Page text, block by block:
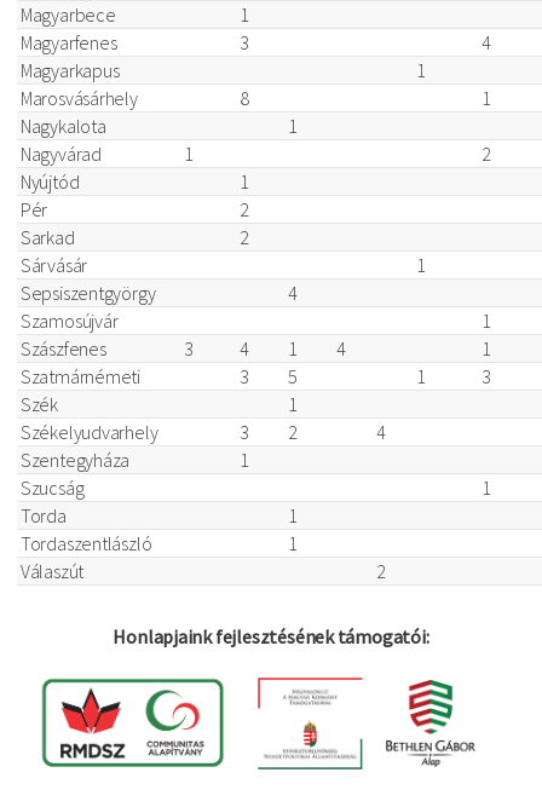
Magyarbece
1
Magyarfenes
3
4
Magyarkapus
1
Marosvásárhely
8
1
Nagykalota
1
Nagyvárad
1
2
Nyújtód
1
Pér
2
Sarkad
2
Sárvásár
1
Sepsiszentgyörgy
4
Szamosújvár
1
Szászfenes
3 4 1 4
1
Szatmárnémeti
3 5 1
3
Szék
1
Székelyudvarhely
3 2
4
Szentegyháza
1
Szucság
1
Torda
1
Tordaszentlászló
1
Válaszút
2
Honlapjaink fejlesztésének támogatói: